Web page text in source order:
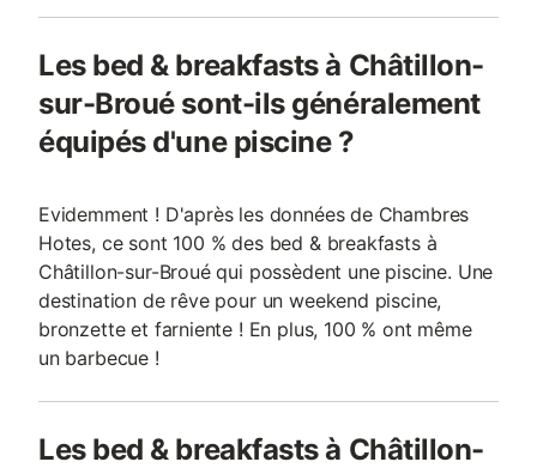
Les bed & breakfasts à Châtillon-
sur-Broué sont-ils généralement
équipés d'une piscine ?
Evidemment ! D'après les données de Chambres
Hotes, ce sont 100 % des bed & breakfasts à
Châtillon-sur-Broué qui possèdent une piscine. Une
destination de rêve pour un weekend piscine,
bronzette et farniente ! En plus, 100 % ont même
un barbecue !
Les bed & breakfasts à Châtillon-